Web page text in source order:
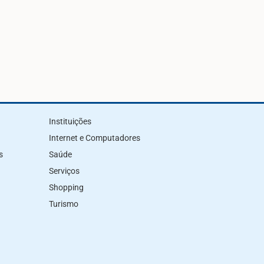
Instituições
Internet e Computadores
Saúde
Serviços
Shopping
Turismo